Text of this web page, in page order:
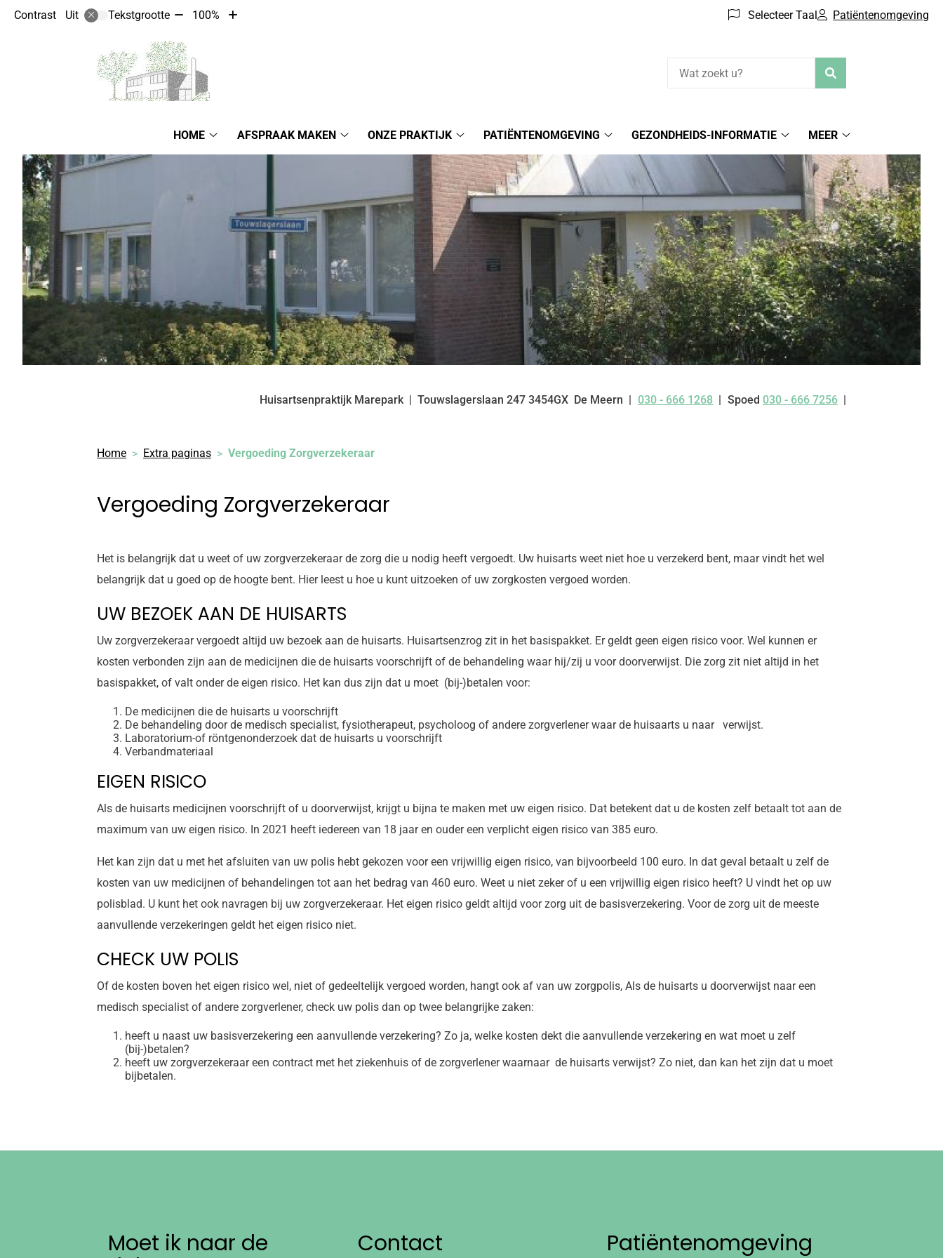
Contrast Uit Tekstgrootte Tekst
met
10%
100%
Tekst
Selecteer Taal Patiëntenomgeving
Hoofdmenu
HOME
AFSPRAAK MAKEN
ONZE PRAKTIJK
Praktijk
submenu
PATIËNTENOMGEVING
submenu
GEZONDHEIDS-INFORMATIE
informatie
submenu
MEER
submenu
Huisartsenpraktijk Marepark Touwslagerslaan 247 3454GX De Meern Tel:
030 - 666 1268 Spoed 030 - 666 7256
Home Extra paginas Vergoeding Zorgverzekeraar
Vergoeding Zorgverzekeraar
Het is belangrijk dat u weet of uw zorgverzekeraar de zorg die u nodig heeft vergoedt. Uw huisarts weet niet hoe u verzekerd bent, maar vindt het wel
belangrijk dat u goed op de hoogte bent. Hier leest u hoe u kunt uitzoeken of uw zorgkosten vergoed worden.
UW BEZOEK AAN DE HUISARTS
Uw zorgverzekeraar vergoedt altijd uw bezoek aan de huisarts. Huisartsenzrog zit in het basispakket. Er geldt geen eigen risico voor. Wel kunnen er
kosten verbonden zijn aan de medicijnen die de huisarts voorschrijft of de behandeling waar hij/zij u voor doorverwijst. Die zorg zit niet altijd in het
basispakket, of valt onder de eigen risico. Het kan dus zijn dat u moet (bij-)betalen voor:
De medicijnen die de huisarts u voorschrijft
De behandeling door de medisch specialist, fysiotherapeut, psycholoog of andere zorgverlener waar de huisaarts u naar verwijst.
Laboratorium-of röntgenonderzoek dat de huisarts u voorschrijft
Verbandmateriaal
EIGEN RISICO
Als de huisarts medicijnen voorschrijft of u doorverwijst, krijgt u bijna te maken met uw eigen risico. Dat betekent dat u de kosten zelf betaalt tot aan de
maximum van uw eigen risico. In 2021 heeft iedereen van 18 jaar en ouder een verplicht eigen risico van 385 euro.
Het kan zijn dat u met het afsluiten van uw polis hebt gekozen voor een vrijwillig eigen risico, van bijvoorbeeld 100 euro. In dat geval betaalt u zelf de
kosten van uw medicijnen of behandelingen tot aan het bedrag van 460 euro. Weet u niet zeker of u een vrijwillig eigen risico heeft? U vindt het op uw
polisblad. U kunt het ook navragen bij uw zorgverzekeraar. Het eigen risico geldt altijd voor zorg uit de basisverzekering. Voor de zorg uit de meeste
aanvullende verzekeringen geldt het eigen risico niet.
CHECK UW POLIS
Of de kosten boven het eigen risico wel, niet of gedeeltelijk vergoed worden, hangt ook af van uw zorgpolis, Als de huisarts u doorverwijst naar een
medisch specialist of andere zorgverlener, check uw polis dan op twee belangrijke zaken:
heeft u naast uw basisverzekering een aanvullende verzekering? Zo ja, welke kosten dekt die aanvullende verzekering en wat moet u zelf
(bij-)betalen?
heeft uw zorgverzekeraar een contract met het ziekenhuis of de zorgverlener waarnaar de huisarts verwijst? Zo niet, dan kan het zijn dat u moet
bijbetalen.
Moet ik naar de Contact Patiëntenomgeving